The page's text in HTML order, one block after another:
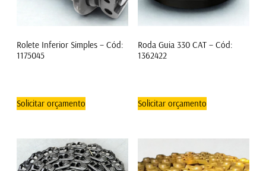
Rolete Inferior Simples – Cód:
1175045
Solicitar orçamento
Roda Guia 330 CAT – Cód:
1362422
Solicitar orçamento